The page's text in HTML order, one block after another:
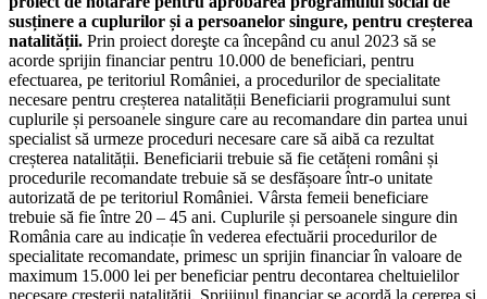
susținere a cuplurilor și a persoanelor singure, pentru creșterea
natalității. Prin proiect doreşte ca începând cu anul 2023 să se
acorde sprijin financiar pentru 10.000 de beneficiari, pentru
efectuarea, pe teritoriul României, a procedurilor de specialitate
necesare pentru creșterea natalității Beneficiarii programului sunt
cuplurile și persoanele singure care au recomandare din partea unui
specialist să urmeze proceduri necesare care să aibă ca rezultat
creșterea natalității. Beneficiarii trebuie să fie cetățeni români și
procedurile recomandate trebuie să se desfășoare într-o unitate
autorizată de pe teritoriul României. Vârsta femeii beneficiare
trebuie să fie între 20 – 45 ani. Cuplurile și persoanele singure din
România care au indicație în vederea efectuării procedurilor de
specialitate recomandate, primesc un sprijin financiar în valoare de
maximum 15.000 lei per beneficiar pentru decontarea cheltuielilor
necesare creșterii natalității. Sprijinul financiar se acordă la cererea și